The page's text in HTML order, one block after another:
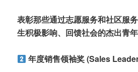
表彰那些通过志愿服务和社区服
生积极影响、回馈社会的杰出青年
年度销售领袖奖 (Sales